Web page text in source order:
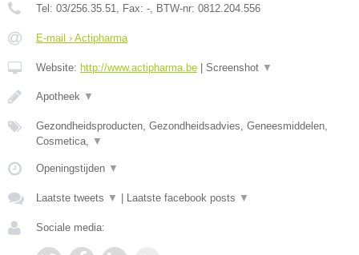
Tel: 03/256.35.51, Fax: -, BTW-nr: 0812.204.556
E-mail › Actipharma
Website: http://www.actipharma.be Screenshot ▼
Apotheek ▼
Gezondheidsproducten, Gezondheidsadvies, Geneesmiddelen,
Cosmetica, ▼
Openingstijden ▼
Laatste tweets ▼ Laatste facebook posts ▼
Sociale media: